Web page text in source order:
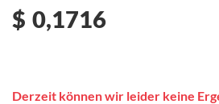
$ 0,1716
Derzeit können wir leider keine